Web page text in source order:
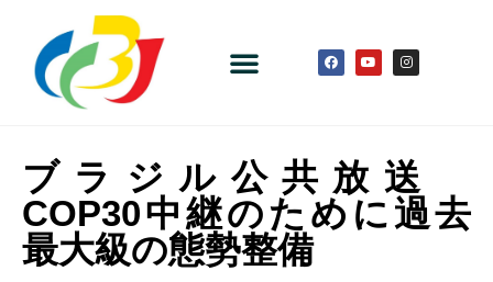
ブラジル公共放送
COP30中継のために過去
最大級の態勢整備